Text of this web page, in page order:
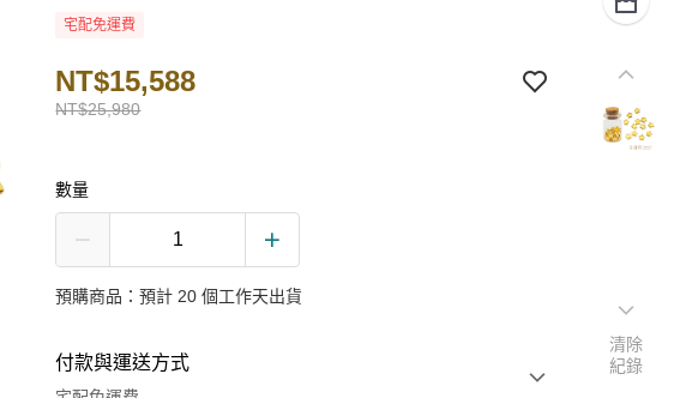
宅配免運費
NT$25,980
NT$15,588
數量
預購商品：預計 20 個工作天出貨
付款與運送方式
清除
紀錄